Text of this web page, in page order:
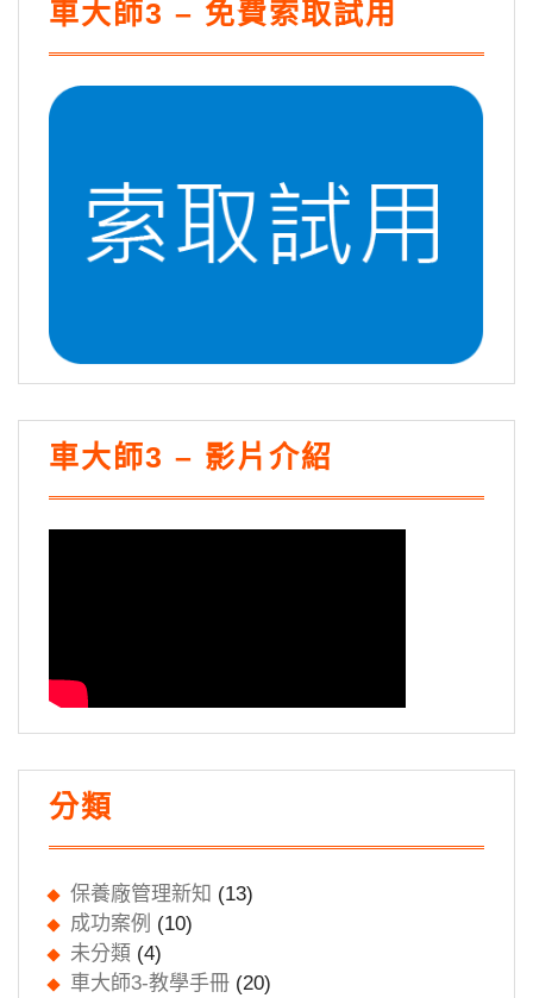
車大師3 – 免費索取試用
車大師3 – 影片介紹
分類
保養廠管理新知 (13)
成功案例 (10)
未分類 (4)
車大師3-教學手冊 (20)